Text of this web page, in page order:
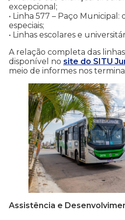
excepcional;
• Linha 577 – Paço Municipal:
especiais;
• Linhas escolares e
A relação completa das
disponível no site do SITU
meio de informes nos
Assistência e